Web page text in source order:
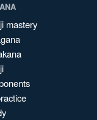
mastery